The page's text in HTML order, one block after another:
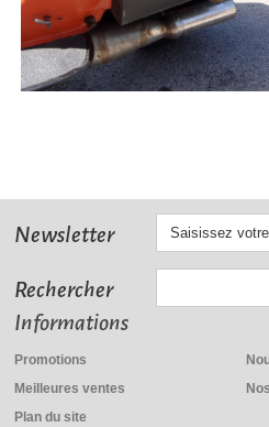
Newsletter
Rechercher
Informations
Promotions
Meilleures ventes
Plan du site